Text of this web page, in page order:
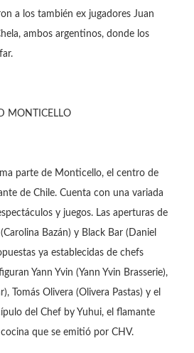
a los también ex jugadores Juan
ambos argentinos, donde los
MONTICELLO
parte de Monticello, el centro de
de Chile. Cuenta con una variada
y juegos. Las aperturas de
Bazán) y Black Bar (Daniel
ya establecidas de chefs
Yann Yvin (Yann Yvin Brasserie),
Tomás Olivera (Olivera Pastas) y el
del Chef by Yuhui, el flamante
que se emitió por CHV.